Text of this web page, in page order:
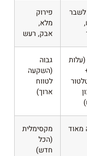
לשבר
פירוק
מלא,
אבק, רעש
(עלות
גבוה
(השקעה
לטווח
ארוך)
מאוד
מקסימלית
(הכל
חדש)